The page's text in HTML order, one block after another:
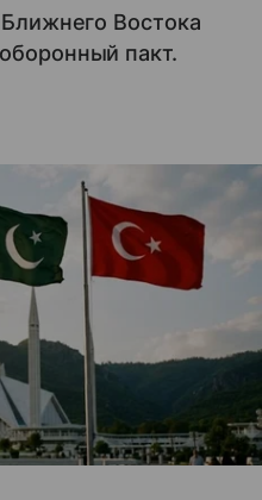
Востока
пакт.